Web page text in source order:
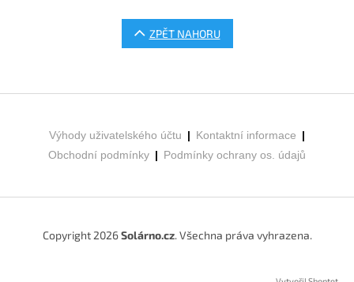
ZPĚT NAHORU
Výhody uživatelského účtu | Kontaktní informace |
Obchodní podmínky | Podmínky ochrany os. údajů
Copyright 2026Solárno.cz. Všechna práva vyhrazena.